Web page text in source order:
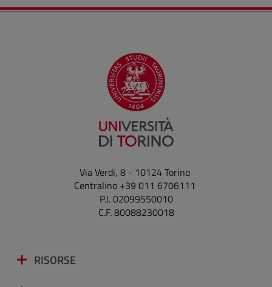
Via Verdi, 8 - 10124 Torino
Centralino +39 011 6706111
P.I. 02099550010
C.F. 80088230018
RISORSE